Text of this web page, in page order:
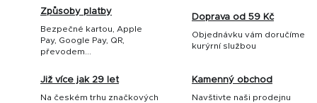
Způsoby platby
Bezpečné kartou, Apple
Pay, Google Pay, QR,
převodem...
Doprava od 59 Kč
Objednávku vám doručíme
kurýrní službou
Již více jak 29 let
Na českém trhu značkových
Kamenný obchod
Navštivte naši prodejnu